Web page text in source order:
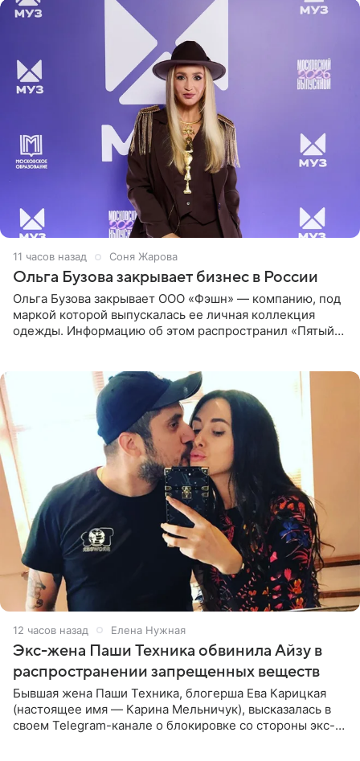
11 часов назад Соня Жарова
Ольга Бузова закрывает бизнес в России
Ольга Бузова закрывает ООО «Фэшн» — компанию, под
маркой которой выпускалась ее личная коллекция
одежды. Информацию об этом распространил «Пятый
12 часов назад Елена Нужная
Экс-жена Паши Техника обвинила Айзу в
распространении запрещенных веществ
Бывшая жена Паши Техника, блогерша Ева Карицкая
(настоящее имя — Карина Мельничук), высказалась в
своем Telegram-канале о блокировке со стороны экс-